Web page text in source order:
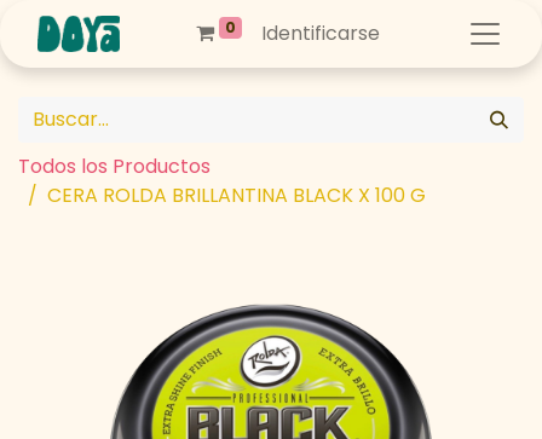
0 Identificarse
Todos los Productos
CERA ROLDA BRILLANTINA BLACK X 100 G